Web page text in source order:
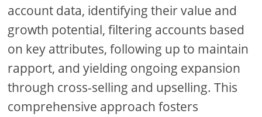
account data, identifying their value and
growth potential, filtering accounts based
on key attributes, following up to maintain
rapport, and yielding ongoing expansion
through cross-selling and upselling. This
comprehensive approach fosters